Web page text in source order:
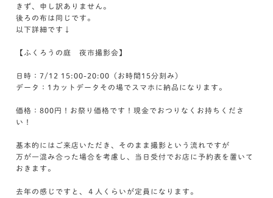
きず、申し訳ありません。
後ろの布は同じです。
以下詳細です↓
【ふくろうの庭 夜市撮影会】
日時：7/12 15:00-20:00（お時間15分刻み）
データ：1カットデータその場でスマホに納品になります。
価格：800円！お祭り価格です！現金でおつりなくお持ちくださ
い！
基本的にはご来店いただき、そのまま撮影という流れですが
万が一混み合った場合を考慮し、当日受付でお店に予約表を置いて
おきます。
去年の感じですと、４人くらいが定員になります。